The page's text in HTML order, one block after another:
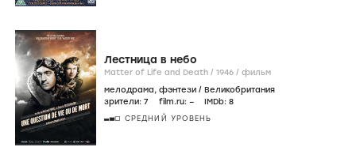
Лестница в небо
Matter of Life and Death / 1946 / фильм
мелодрама, фэнтези / Великобритания
зрители: 7 film.ru: – IMDb: 8
СРЕДНИЙ УРОВЕНЬ